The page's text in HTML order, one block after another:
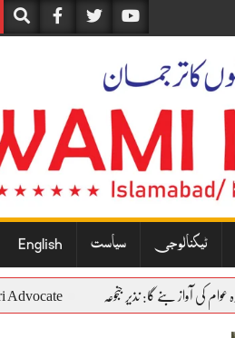
ٹیکنالوجی سیاست English
Advocate